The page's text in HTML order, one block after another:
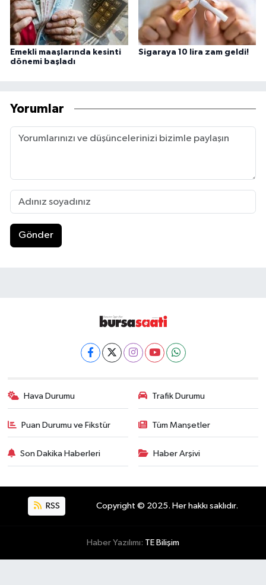
Emekli maaşlarında kesinti
dönemi başladı
Sigaraya 10 lira zam geldi!
Yorumlar
Gönder
Hava Durumu Trafik Durumu
Puan Durumu ve Fikstür Tüm Manşetler
Son Dakika Haberleri Haber Arşivi
RSS Copyright © 2025. Her hakkı saklıdır.
Haber Yazılımı: TE Bilişim